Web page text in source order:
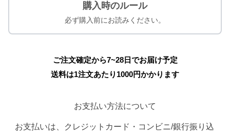
購入時のルール
必ず購入前にお読みください。
ご注文確定から7~28日でお届け予定
送料は1注文あたり 1000円かかります
お支払い方法について
お支払いは、クレジットカード・コンビニ/銀行振り込